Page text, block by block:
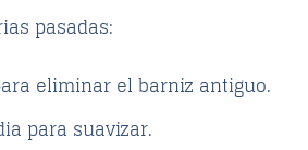
pasadas:
eliminar el barniz antiguo.
para suavizar.